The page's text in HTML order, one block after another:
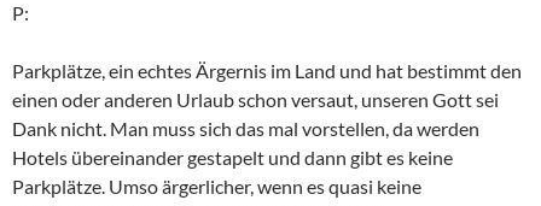
P:
Parkplätze, ein echtes Ärgernis im Land und hat bestimmt den
einen oder anderen Urlaub schon versaut, unseren Gott sei
Dank nicht. Man muss sich das mal vorstellen, da werden
Hotels übereinander gestapelt und dann gibt es keine
Parkplätze. Umso ärgerlicher, wenn es quasi keine